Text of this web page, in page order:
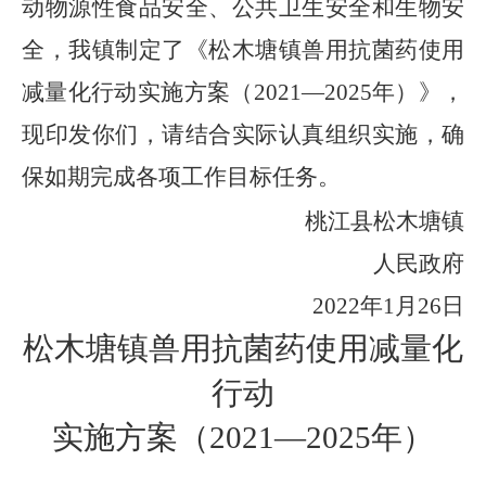
动物源性食品安全、公共卫生安全和生物安
全，我镇制定了《松木塘镇兽用抗菌药使用
减量化行动实施方案（ 2021—2025年）》，
现印发你们，请结合实际认真组织实施，确
保如期完成各项工作目标任务。
桃江县松木塘镇
人民政府
2022年1月 26 日
松木塘镇兽用抗菌药使用减量化
行动
实施方案（2021—2025年）